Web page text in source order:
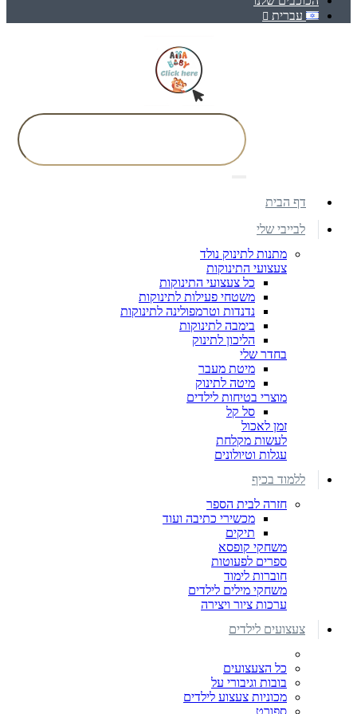
עברית
דף הבית
לבייבי שלי
מתנות לתינוק נולד
צעצועי התינוקות
כל צעצועי התינוקות
משטחי פעילות לתינוקות
נדנדות וטרמפולינה לתינוקות
בימבה לתינוקות
הליכון לתינוק
בחדר שלי
מיטת מעבר
מיטה לתינוק
מוצרי בטיחות לילדים
סל קל
זמן לאכול
לעשות מקלחת
עגלות וטיולונים
ללמוד בכיף
חזרה לבית הספר
מכשירי כתיבה ועוד
תיקים
משחקי קופסא
ספרים לפעוטות
חוברות לימוד
משחקי מילים לילדים
ערכות ציור ויצירה
צעצועים לילדים
כל הצעצועים
בובות וגיבורי על
מכוניות צעצוע לילדים
ספורט